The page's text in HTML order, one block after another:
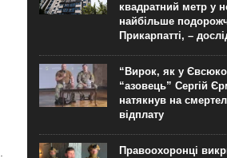
квадратний метр у
найбільше
Прикарпатті, –
“Вирок, як у
“азовець” Сергій
натякнув на
відплату
Правоохоронці